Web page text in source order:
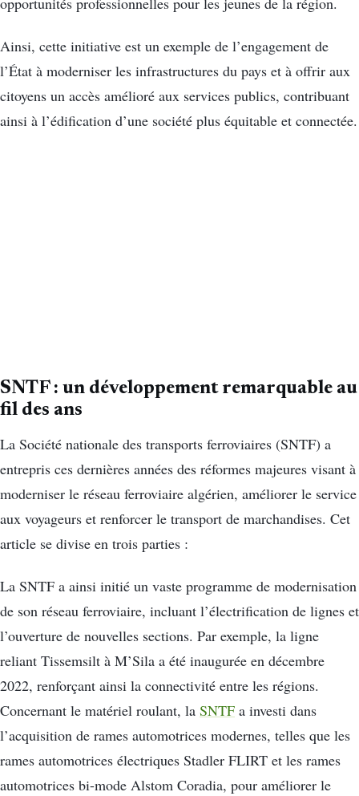
Ainsi, cette initiative est un exemple de l’engagement de
l’État à moderniser les infrastructures du pays et à offrir aux
citoyens un accès amélioré aux services publics, contribuant
ainsi à l’édification d’une société plus équitable et connectée.
SNTF : un développement remarquable au
fil des ans
La Société nationale des transports ferroviaires (SNTF) a
entrepris ces dernières années des réformes majeures visant à
moderniser le réseau ferroviaire algérien, améliorer le service
aux voyageurs et renforcer le transport de marchandises. Cet
article se divise en trois parties :​
La SNTF a ainsi initié un vaste programme de modernisation
de son réseau ferroviaire, incluant l’électrification de lignes et
l’ouverture de nouvelles sections. Par exemple, la ligne
reliant Tissemsilt à M’Sila a été inaugurée en décembre
2022, renforçant ainsi la connectivité entre les régions.
Concernant le matériel roulant, la SNTF a investi dans
l’acquisition de rames automotrices modernes, telles que les
rames automotrices électriques Stadler FLIRT et les rames
automotrices bi-mode Alstom Coradia, pour améliorer le